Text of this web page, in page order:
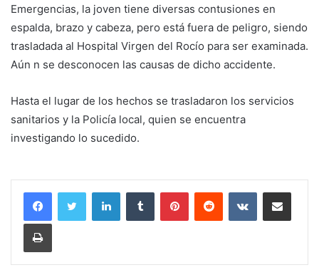
Emergencias, la joven tiene diversas contusiones en
espalda, brazo y cabeza, pero está fuera de peligro, siendo
trasladada al Hospital Virgen del Rocío para ser examinada.
Aún n se desconocen las causas de dicho accidente.
Hasta el lugar de los hechos se trasladaron los servicios
sanitarios y la Policía local, quien se encuentra
investigando lo sucedido.